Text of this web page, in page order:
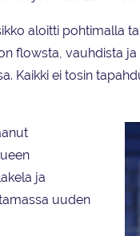
aloitti pohtimalla
flowsta, vauhdista
Kaikki ei tosin
ja
uuden